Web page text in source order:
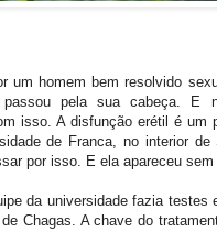
um homem bem resolvido
passou pela sua cabeça. E
isso. A disfunção erétil é um
de Franca, no interior
por isso. E ela apareceu sem
da universidade fazia
Chagas. A chave do